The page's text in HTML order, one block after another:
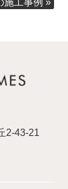
施工事例 »
2-43-21